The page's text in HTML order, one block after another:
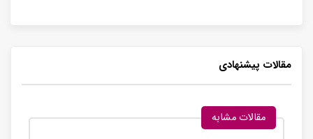
مقالات پیشنهادی
مقالات مشابه